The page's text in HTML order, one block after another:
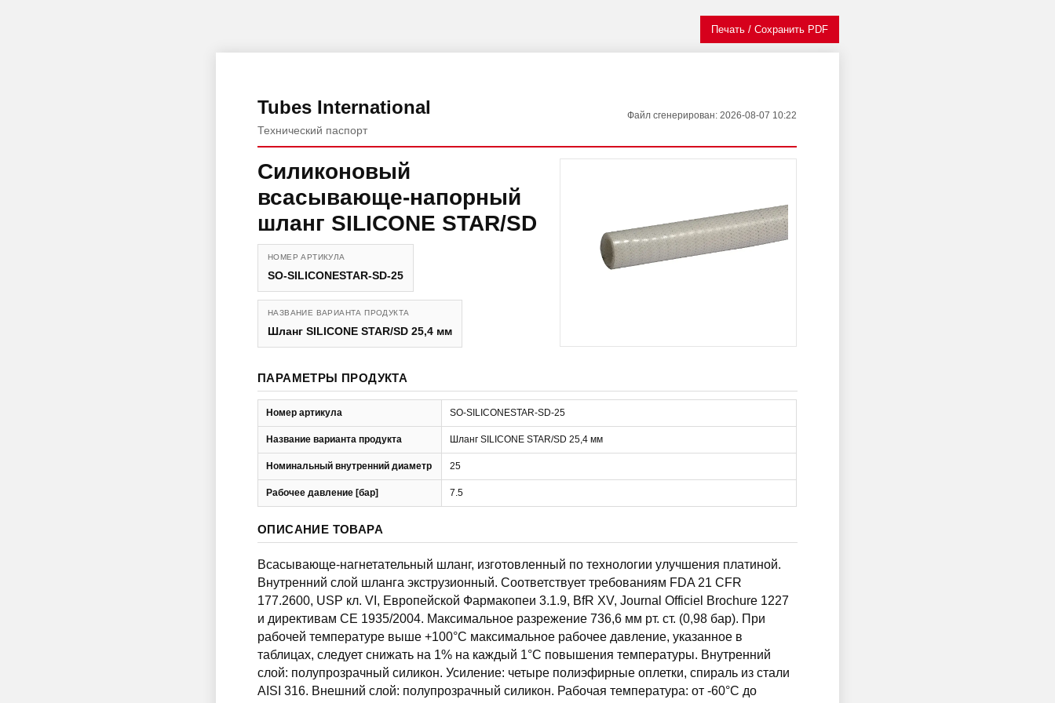
Печать / Сохранить PDF
Tubes International
Технический паспорт
Файл сгенерирован: 2026-08-07 10:22
Силиконовый
всасывающе-напорный
шланг SILICONE STAR/SD
НОМЕР АРТИКУЛА
SO-SILICONESTAR-SD-25
НАЗВАНИЕ ВАРИАНТА ПРОДУКТА
Шланг SILICONE STAR/SD 25,4 мм
ПАРАМЕТРЫ ПРОДУКТА
Номер артикула SO-SILICONESTAR-SD-25
Название варианта продукта Шланг SILICONE STAR/SD 25,4 мм
Номинальный внутренний диаметр 25
Рабочее давление [бар] 7.5
ОПИСАНИЕ ТОВАРА
Всасывающе-нагнетательный шланг, изготовленный по технологии улучшения платиной.
Внутренний слой шланга экструзионный. Соответствует требованиям FDA 21 CFR
177.2600, USP кл. VI, Европейской Фармакопеи 3.1.9, BfR XV, Journal Officiel Brochure 1227
и директивам CE 1935/2004. Максимальное разрежение 736,6 мм рт. ст. (0,98 бар). При
рабочей температуре выше +100°C максимальное рабочее давление, указанное в
таблицах, следует снижать на 1% на каждый 1°C повышения температуры. Внутренний
слой: полупрозрачный силикон. Усиление: четыре полиэфирные оплетки, спираль из стали
AISI 316. Внешний слой: полупрозрачный силикон. Рабочая температура: от -60°C до